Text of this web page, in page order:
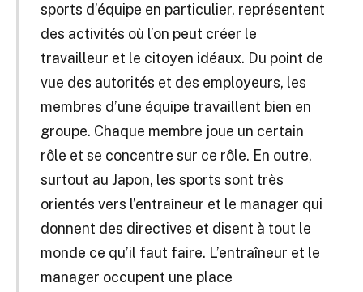
sports d’équipe en particulier, représentent
des activités où l’on peut créer le
travailleur et le citoyen idéaux. Du point de
vue des autorités et des employeurs, les
membres d’une équipe travaillent bien en
groupe. Chaque membre joue un certain
rôle et se concentre sur ce rôle. En outre,
surtout au Japon, les sports sont très
orientés vers l’entraîneur et le manager qui
donnent des directives et disent à tout le
monde ce qu’il faut faire. L’entraîneur et le
manager occupent une place